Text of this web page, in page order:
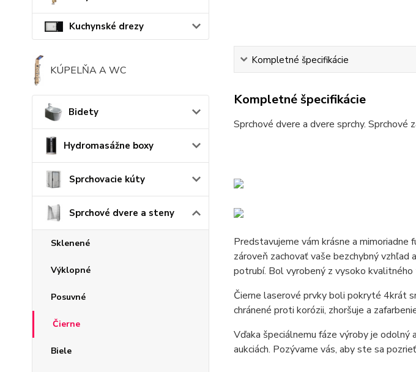
Kuchynské drezy
KÚPELŇA A WC
Bidety
Hydromasážne boxy
Sprchovacie kúty
Sprchové dvere a steny
Sklenené
Výklopné
Posuvné
Čierne
Biele
Kompletné špecifikácie
Kompletné špecifikácie
Sprchové dvere a dvere sprchy. Sprchové
Predstavujeme vám krásne a
zároveň zachovať vaše bezchybný
potrubí. Bol vyrobený z vysoko kvalitného
Čierne laserové prvky boli pokryté 4krát
chránené proti korózii, zhoršuje a
Vďaka špeciálnemu fáze výroby je odolný
aukciách. Pozývame vás, aby ste sa